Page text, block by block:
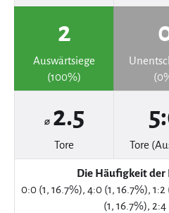
2
Auswärtsiege
(100%)
⌀ 2.5
Tore Tore
Die Häufigkeit der
0:0 (1, 16.7%), 4:0 (1, 16.7%),
(1, 16.7%), 2:4